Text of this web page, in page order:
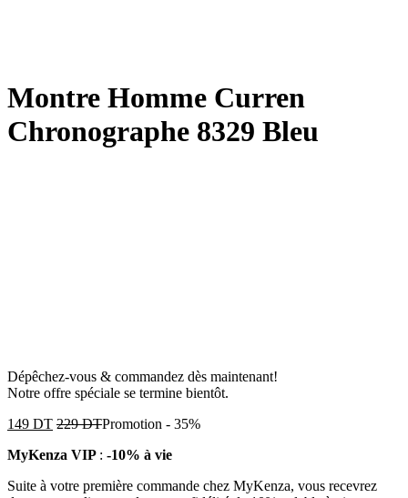
Montre Homme Curren
Chronographe 8329 Bleu
Dépêchez-vous & commandez dès maintenant!
Notre offre spéciale se termine bientôt.
149 DT 229DTPromotion - 35%
MyKenza VIP : -10% à vie
Suite à votre première commande chez MyKenza, vous recevrez